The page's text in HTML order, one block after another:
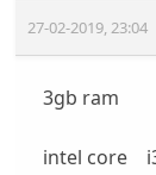
27-02-2019,23:04
intel